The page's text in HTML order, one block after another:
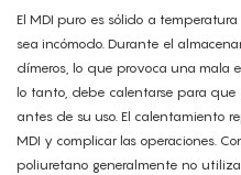
El MDI puro es sólido a
sea incómodo. Durante el
dímeros, lo que provoca una mala
lo tanto, debe calentarse para
antes de su uso. El calentamiento
MDI y complicar las operaciones.
poliuretano generalmente no